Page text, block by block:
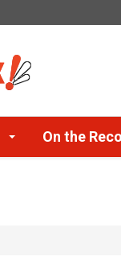
On the